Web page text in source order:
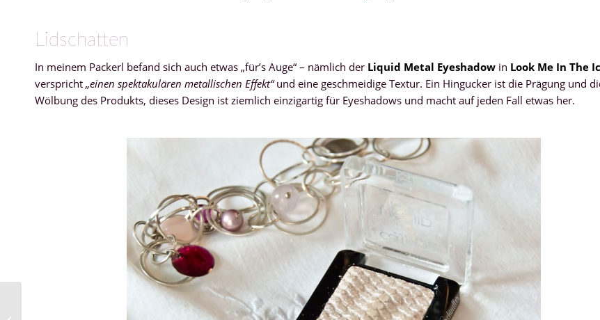
Lidschatten
In meinem Packerl befand sich auch etwas „für’s Auge“ – nämlich der Liquid Metal Eyeshadow in Look Me In The
verspricht „einen spektakulären metallischen Effekt“und eine geschmeidige Textur. Ein Hingucker ist die Prägung und
Wölbung des Produkts, dieses Design ist ziemlich einzigartig für Eyeshadows und macht auf jeden Fall etwas her.